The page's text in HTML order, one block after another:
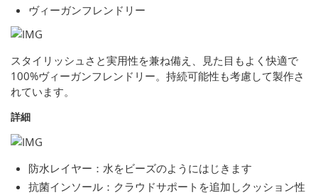
ヴィーガンフレンドリー
スタイリッシュさと実用性を兼ね備え、見た目もよく快適で
100%ヴィーガンフレンドリー。持続可能性も考慮して製作さ
れています。
詳細
防水レイヤー：水をビーズのようにはじきます
抗菌インソール：クラウドサポートを追加しクッション性